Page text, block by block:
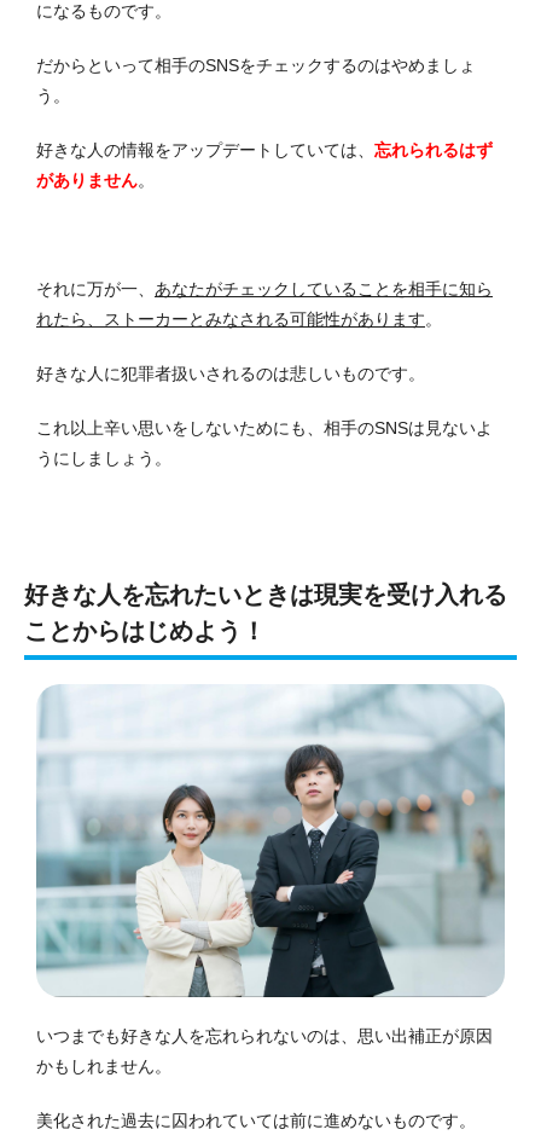
になるものです。
だからといって相手のSNSをチェックするのはやめましょ
う。
好きな人の情報をアップデートしていては、 忘れられるはず
がありません。
それに万が一、 あなたがチェックしていることを相手に知ら
れたら、ストーカーとみなされる可能性があります。
好きな人に犯罪者扱いされるのは悲しいものです。
これ以上辛い思いをしないためにも、相手のSNSは見ないよ
うにしましょう。
好きな人を忘れたいときは現実を受け入れる
ことからはじめよう！
いつまでも好きな人を忘れられないのは、思い出補正が原因
かもしれません。
美化された過去に囚われていては前に進めないものです。